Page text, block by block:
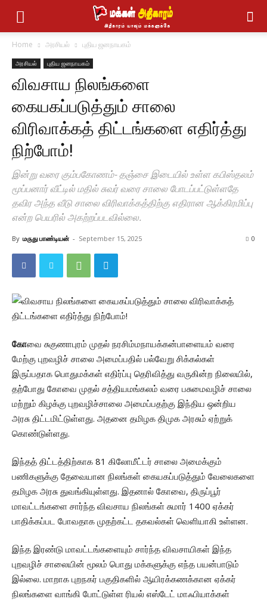
Home அரசியல் புதிய ஜனநாயகம்
அரசியல் புதிய ஜனநாயகம்
விவசாய நிலங்களை
கையகப்படுத்தும் சாலை
விரிவாக்கத் திட்டங்களை எதிர்த்து
நிற்போம்!
இன்று வரை கும்பகோணம்- தஞ்சை இடையில் உள்ள கபிஸ்தலம்
மூப்பனார் வீட்டில் மதில் சுவர் வரை சாலை போடப்பட்டுள்ளதே
தவிர அந்த வீடு சாலை விரிவாக்கத்திற்கு எதிரான ஆக்கிரமிப்பு
என்ற பெயரில் அகற்றப்படவில்லை.
By மருது பாண்டியன் - September 15, 2025 0
கோவை சுகுணாபுரம் முதல் நரசிம்மநாயக்கன்பாளையம் வரை
மேற்கு புறவழிச் சாலை அமைப்பதில் பல்வேறு சிக்கல்கள்
இருப்பதாக பொதுமக்கள் எதிர்ப்பு தெரிவித்து வருகின்ற நிலையில்,
தற்போது கோவை முதல் சத்தியமங்கலம் வரை பசுமைவழிச் சாலை
மற்றும் கிழக்கு புறவழிச்சாலை அமைப்பதற்கு இந்திய ஒன்றிய
அரசு திட்டமிட்டுள்ளது. அதனை தமிழக திமுக அரசும் ஏற்றுக்
கொண்டுள்ளது.
இந்தத் திட்டத்திற்காக 81 கிலோமீட்டர் சாலை அமைக்கும்
பணிகளுக்கு தேவையான நிலங்கள் கையகப்படுத்தும் வேலைகளை
தமிழக அரசு துவங்கியுள்ளது. இதனால் கோவை, திருப்பூர்
மாவட்டங்களை சார்ந்த விவசாய நிலங்கள் சுமார் 1400 ஏக்கர்
பாதிக்கப்பட போவதாக முதற்கட்ட தகவல்கள் வெளியாகி உள்ளன.
இந்த இரண்டு மாவட்டங்களையும் சார்ந்த விவசாயிகள் இந்த
புறவழிச் சாலையின் மூலம் பொது மக்களுக்கு எந்த பயன்பாடும்
இல்லை. மாறாக புறநகர் பகுதிகளில் ஆயிரக்கணக்கான ஏக்கர்
நிலங்களை வாங்கி போட்டுள்ள ரியல் எஸ்டேட் மாஃபியாக்கள்